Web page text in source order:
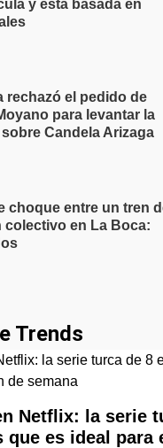
y está basada en
rechazó el pedido de
para levantar la
Candela Arizaga
choque entre un tren
colectivo en La Boca:
Trends
Netflix: la serie
que es ideal para